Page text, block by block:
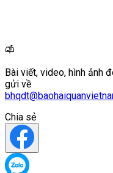
Bài viết, video, hình ảnh
gửi về
Chia sẻ